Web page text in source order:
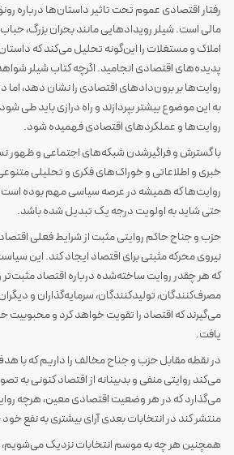
رفتار اقتصادی عموم تحت تاثیر داستان‌ها درباره
مالی است. شیلر رویدادهایی مانند بحران بزرگ،
املاک و مستغلات را این‌گونه تحلیل می‌کند که
پدیده‌های اقتصادی انجامید. اگرچه کتاب شیلر شواهد
روایت‌ها بر برون‌دادهای اقتصادی را نشان دهد، اما
به این موضوع بیشتر بپردازند و راه درازی باید طی
روایت‌ها و عملکردهای اقتصادی فهمیده شود.
با گسترش و فراگیرشدن شبکه‌های اجتماعی و ظهور
خبری و اطلاعاتی و خوراک‌های فکری و تحلیلی
روایت‌ها که همیشه در عرصه سیاسی مهم بوده
حتی شاید به اولویت درجه یک تبدیل شده باشد.
حزب و جناح حاکم روایتی مثبت از شرایط فعلی اقتصاد
نیروی محرکه مثبتی برای اقتصاد ایجاد کند. این
که هر چقدر روایت ساخته‌شده درباره اقتصاد
مصرف‌کنندگان، تولیدکنندگان، سرمایه‌گذاران و
می‌گیرند که اقتصاد را تقویت خواهد کرد و
یافت.
در نقطه مقابل حزب و جناح مخالف را داریم که با
می‌کند روایتی منفی و بدبینانه از اقتصاد کنونی به
می‌گذارد که در هر وضعیت اقتصادی معین، هرچه
منتشر کند در انتخابات بعدی آرای بیشتری به نفع
همچنین هر چه به موسم انتخابات نزدیک